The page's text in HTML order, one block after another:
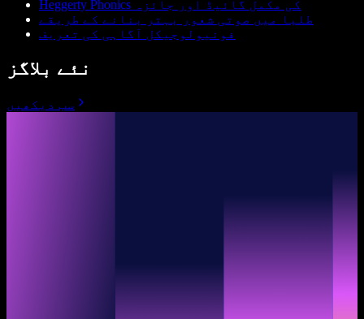
Heggerty Phonics کی مکمل گائیڈ اور جائزہ
طلبا میں صوتی شعور بہتر بنانے کے طریقے
فونیولوجیکل آگاہی کی تعریف
نئے بلاگز
سب دیکھیں